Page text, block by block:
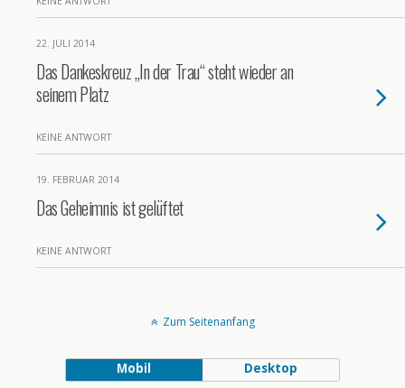
22. JULI 2014
Das Dankeskreuz „In der Trau“ steht wieder an
seinem Platz
KEINE ANTWORT
19. FEBRUAR 2014
Das Geheimnis ist gelüftet
KEINE ANTWORT
Zum Seitenanfang
Mobil Desktop